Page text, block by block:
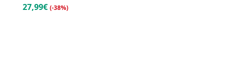
27,99€ (-38%)